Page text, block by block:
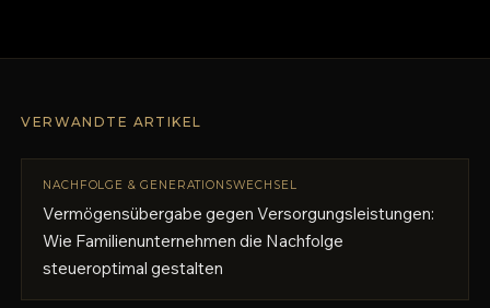
VERWANDTE ARTIKEL
NACHFOLGE & GENERATIONSWECHSEL
Vermögensübergabe gegen Versorgungsleistungen:
Wie Familienunternehmen die Nachfolge
steueroptimal gestalten